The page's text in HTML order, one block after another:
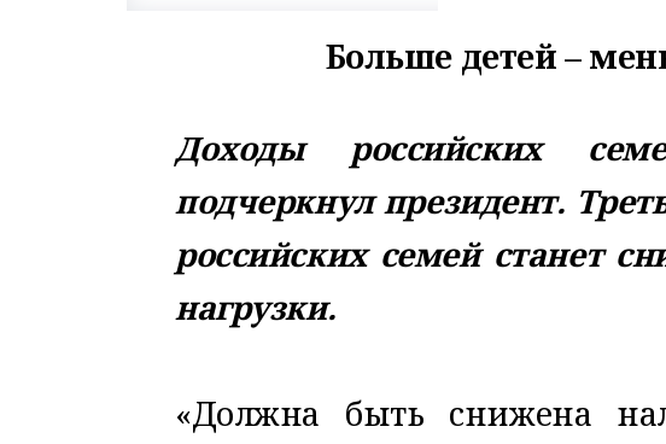
Больше детей –
Доходы российских
подчеркнул президент.
российских семей станет
нагрузки.
«Должна быть снижена